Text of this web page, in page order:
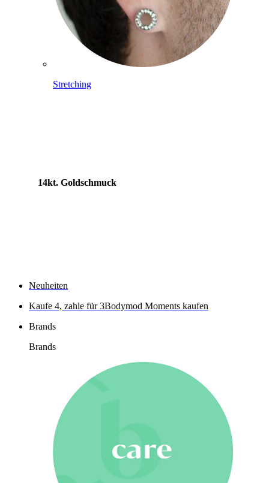
Stretching
14kt. Goldschmuck
Neuheiten
Kaufe 4, zahle für 3Bodymod Moments kaufen
Brands
Brands